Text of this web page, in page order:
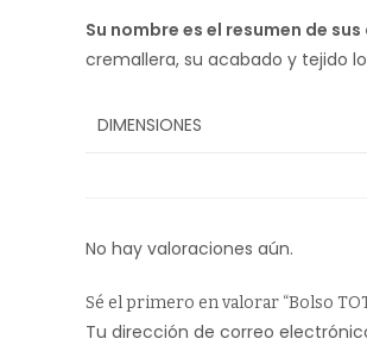
Su nombre es el resumen de
cremallera, su acabado y tejido
DIMENSIONES
No hay valoraciones aún.
Sé el primero en valorar “Bolso
Tu dirección de correo